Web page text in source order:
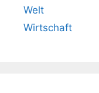
Welt
Wirtschaft